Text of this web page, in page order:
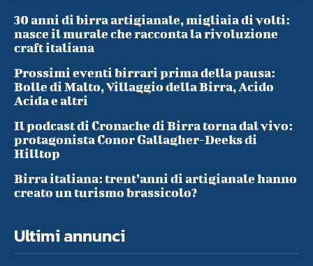
30 anni di birra artigianale, migliaia di volti:
nasce il murale che racconta la rivoluzione
craft italiana
Prossimi eventi birrari prima della pausa:
Bolle di Malto, Villaggio della Birra, Acido
Acida e altri
Il podcast di Cronache di Birra torna dal vivo:
protagonista Conor Gallagher-Deeks di
Hilltop
Birra italiana: trent’anni di artigianale hanno
creato un turismo brassicolo?
Ultimi annunci